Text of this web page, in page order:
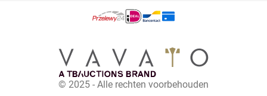
Horizontale
opslagmengtanks
© 2025 - Alle rechten voorbehouden